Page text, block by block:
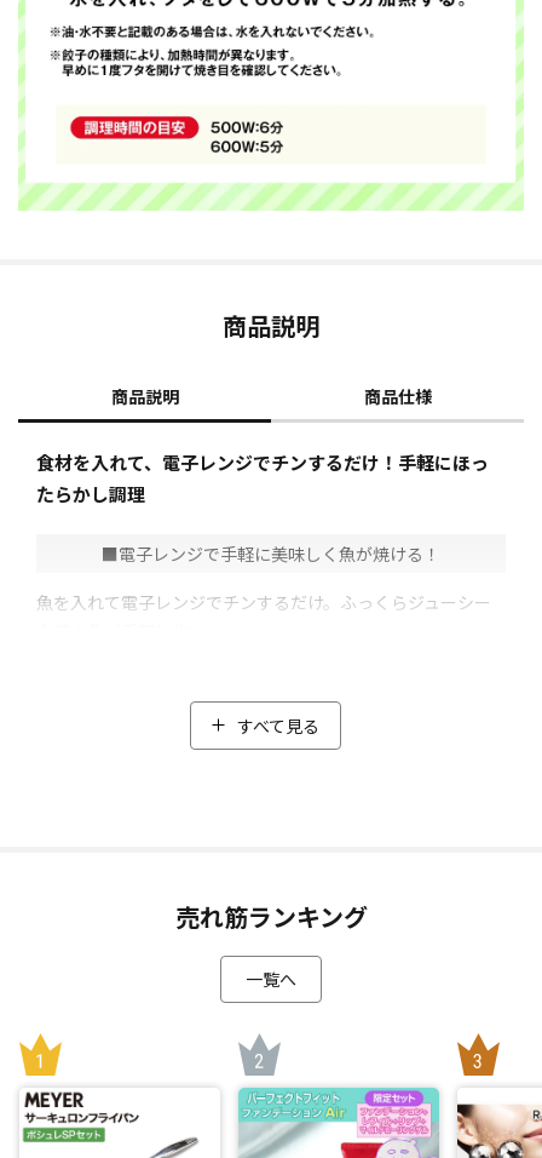
商品説明
商品説明 商品仕様
食材を入れて、電子レンジでチンするだけ！手軽にほっ
たらかし調理
■電子レンジで手軽に美味しく魚が焼ける！
魚を入れて電子レンジでチンするだけ。ふっくらジューシー
■世界5か国で特許(*1)取得の特殊構造
■使用後のお手入れもしやすい
鉄板の表面にフッ素コーティング加工が施されているので、
使用後のお手入れも簡単です。
■様々な使用用途
すべて見る
売れ筋ランキング
一覧へ